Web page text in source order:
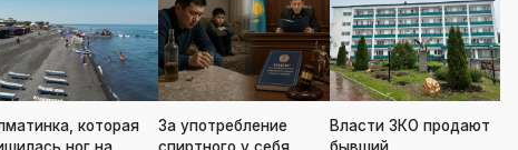
которая
За употребление
Власти ЗКО продают